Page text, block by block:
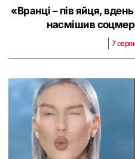
«Вранці – пів яйця,
насмішив
7